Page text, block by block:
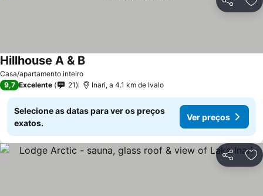
Partilhar
Casa/apartamento inteiro
Hillhouse A & B
9,7 Excelente 21 Inari, a 4.1 km de Ivalo
Selecione as datas para ver os preços
exatos.
Ver preços
Partilhar